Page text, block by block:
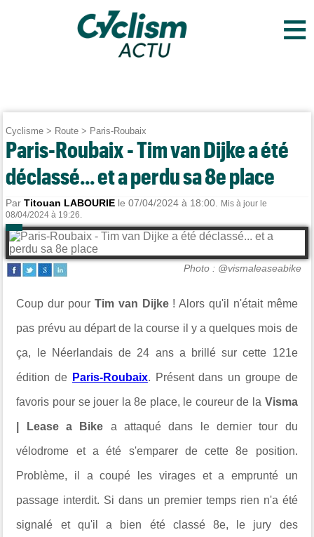
≡
Cyclisme > Route > Paris-Roubaix
Paris-Roubaix - Tim van Dijke a été
déclassé... et a perdu sa 8e place
ParTitouan LABOURIE le 07/04/2024 à 18:00.
Mis à jour le
08/04/2024 à 19:26.
Photo : @vismaleaseabike
Coup dur pour Tim van Dijke! Alors qu'il n'était même
pas prévu au départ de la course il y a quelques mois de
ça, le Néerlandais de 24 ans a brillé sur cette 121e
édition de Paris-Roubaix. Présent dans un groupe de
favoris pour se jouer la 8e place, le coureur de la Visma
| Lease a Bike a attaqué dans le dernier tour du
vélodrome et a été s'emparer de cette 8e position.
Problème, il a coupé les virages et a emprunté un
passage interdit. Si dans un premier temps rien n'a été
signalé et qu'il a bien été classé 8e, le jury des